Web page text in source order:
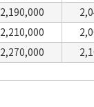
2,190,000
2,210,000
2,270,000